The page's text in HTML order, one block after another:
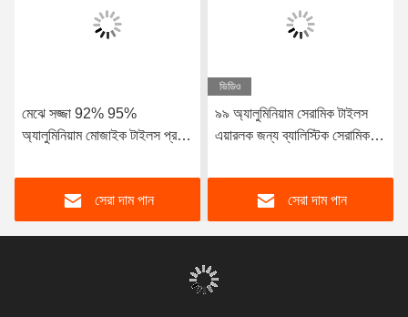
মেঝে সজ্জা 92% 95%
অ্যালুমিনিয়াম মোজাইক টাইলস প্রভাব
সেরা দাম পান
ভিডিও
৯৯ অ্যালুমিনিয়াম সেরামিক টাইলস
এয়ারলক জন্য ব্যালিস্টিক সেরামিক
সেরা দাম পান